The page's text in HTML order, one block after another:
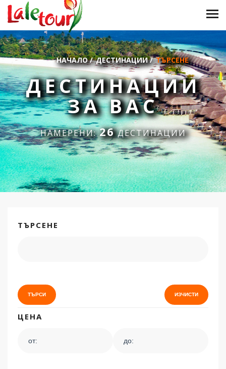
НАЧАЛО/ ДЕСТИНАЦИИ/ ТЪРСЕНЕ
ДЕСТИНАЦИИ
ЗА ВАС
НАМЕРЕНИ:26ДЕСТИНАЦИИ
ТЪРСЕНЕ
ЦЕНА